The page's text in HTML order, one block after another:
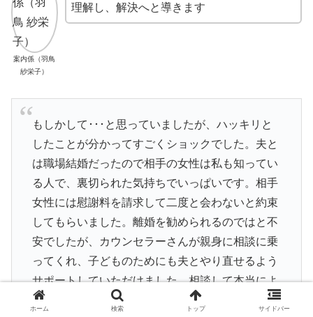
案内係（羽鳥
紗栄子）
理解し、解決へと導きます
もしかして･･･と思っていましたが、ハッキリと
したことが分かってすごくショックでした。夫と
は職場結婚だったので相手の女性は私も知ってい
る人で、裏切られた気持ちでいっぱいです。相手
女性には慰謝料を請求して二度と会わないと約束
してもらいました。離婚を勧められるのではと不
安でしたが、カウンセラーさんが親身に相談に乗
ってくれ、子どものためにも夫とやり直せるよう
サポートしていただけました。相談して本当によ
かったです。
ホーム 検索 トップ サイドバー